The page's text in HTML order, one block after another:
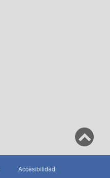
Accesibilidad